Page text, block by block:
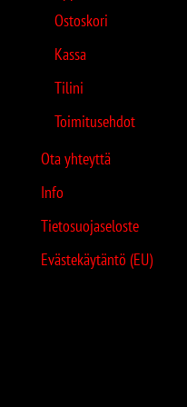
Ostoskori
Kassa
Tilini
Toimitusehdot
Ota yhteyttä
Info
Tietosuojaseloste
Evästekäytäntö (EU)